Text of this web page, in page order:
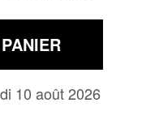
10 août 2026